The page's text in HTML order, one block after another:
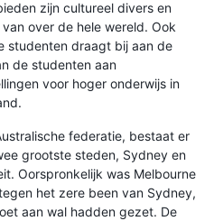
zijn cultureel divers en
over de hele wereld. Ook
studenten draagt bij aan de
de studenten aan
voor hoger onderwijs in
federatie, bestaat er
grootste steden, Sydney en
Oorspronkelijk was Melbourne
het zere been van Sydney,
aan wal hadden gezet. De